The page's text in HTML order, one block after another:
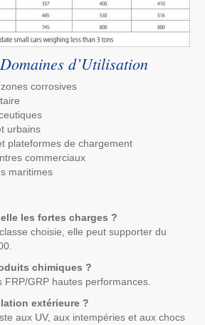
d’Utilisation
corrosives
urbains
plateformes de chargement
commerciaux
maritimes
les fortes charges ?
choisie, elle peut supporter du
chimiques ?
GRP hautes performances.
extérieure ?
aux UV, aux intempéries et aux chocs